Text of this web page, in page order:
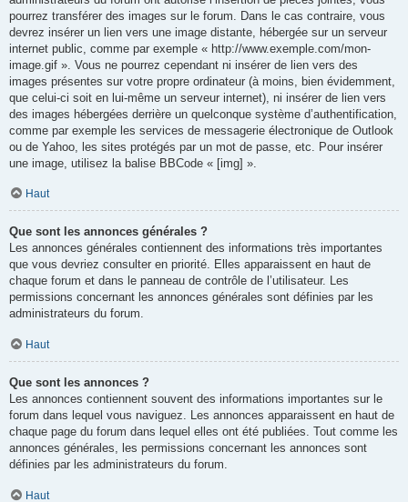
pourrez transférer des images sur le forum. Dans le cas contraire, vous
devrez insérer un lien vers une image distante, hébergée sur un serveur
internet public, comme par exemple « http://www.exemple.com/mon-
image.gif ». Vous ne pourrez cependant ni insérer de lien vers des
images présentes sur votre propre ordinateur (à moins, bien évidemment,
que celui-ci soit en lui-même un serveur internet), ni insérer de lien vers
des images hébergées derrière un quelconque système d’authentification,
comme par exemple les services de messagerie électronique de Outlook
ou de Yahoo, les sites protégés par un mot de passe, etc. Pour insérer
une image, utilisez la balise BBCode « [img] ».
Haut
Que sont les annonces générales ?
Les annonces générales contiennent des informations très importantes
que vous devriez consulter en priorité. Elles apparaissent en haut de
chaque forum et dans le panneau de contrôle de l’utilisateur. Les
permissions concernant les annonces générales sont définies par les
administrateurs du forum.
Haut
Que sont les annonces ?
Les annonces contiennent souvent des informations importantes sur le
forum dans lequel vous naviguez. Les annonces apparaissent en haut de
chaque page du forum dans lequel elles ont été publiées. Tout comme les
annonces générales, les permissions concernant les annonces sont
définies par les administrateurs du forum.
Haut